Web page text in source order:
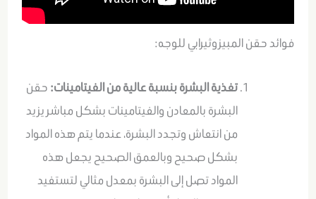
فوائد حقن المبيزوثيرابي للوجه:
تغذية البشرة بنسبة عالية من الفيتامينات: حقن
البشرة بالمعادن والفيتامينات بشكل مباشر يزيد
من انتعاش وتجدد البشرة، عندما يتم هذه المواد
بشكل صحيح وبالعمق الصحيح يجعل هذه
المواد تصل إلى البشرة بمعدل مثالي لتستفيد